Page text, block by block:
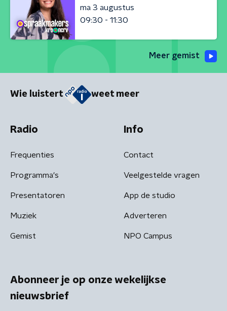
ma 3 augustus
09:30 - 11:30
Meer gemist
Wie luistert weet meer
Radio
Frequenties
Programma's
Presentatoren
Muziek
Gemist
Info
Contact
Veelgestelde vragen
App de studio
Adverteren
NPO Campus
Abonneer je op onze wekelijkse
nieuwsbrief